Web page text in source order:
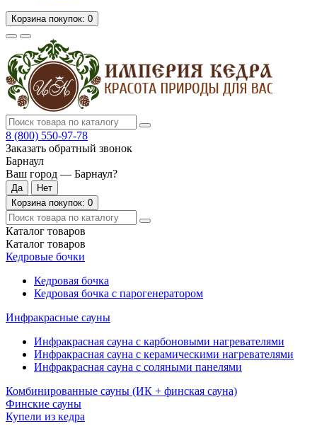
Корзинапокупок: 0
8 (800) 550-97-78
Заказать обратный звонок
Барнаул
Ваш город — Барнаул?
Корзинапокупок: 0
Каталог товаров
Каталог товаров
Кедровые бочки
Кедровая бочка
Кедровая бочка с парогенератором
Инфракрасные сауны
Инфракрасная сауна с карбоновыми нагревателями
Инфракрасная сауна с керамическими нагревателями
Инфракрасная сауна с соляными панелями
Комбинированные сауны (ИК + финская сауна)
Финские сауны
Купели из кедра